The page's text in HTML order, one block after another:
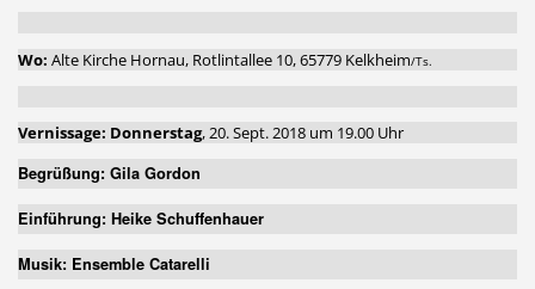
Wo: Alte Kirche Hornau, Rotlintallee 10, 65779 Kelkheim/Ts.
Vernissage: Donnerstag, 20. Sept. 2018 um 19.00 Uhr
Begrüßung: Gila Gordon
Einführung: Heike Schuffenhauer
Musik: Ensemble Catarelli